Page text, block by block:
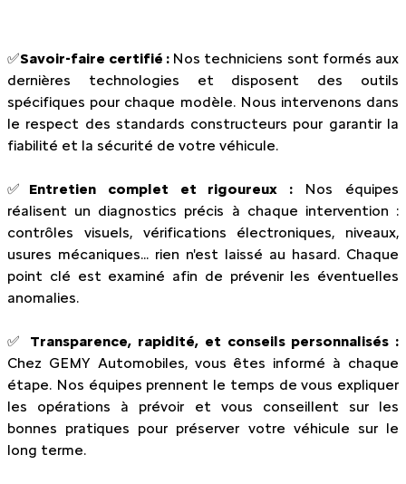
✅Savoir-faire certifié : Nos techniciens sont formés aux
dernières technologies et disposent des outils
spécifiques pour chaque modèle. Nous intervenons dans
le respect des standards constructeurs pour garantir la
fiabilité et la sécurité de votre véhicule.
✅ Entretien complet et rigoureux : Nos équipes
réalisent un diagnostics précis à chaque intervention :
contrôles visuels, vérifications électroniques, niveaux,
usures mécaniques... rien n'est laissé au hasard. Chaque
point clé est examiné afin de prévenir les éventuelles
anomalies.
✅ Transparence, rapidité, et conseils personnalisés :
Chez GEMY Automobiles, vous êtes informé à chaque
étape. Nos équipes prennent le temps de vous expliquer
les opérations à prévoir et vous conseillent sur les
bonnes pratiques pour préserver votre véhicule sur le
long terme.